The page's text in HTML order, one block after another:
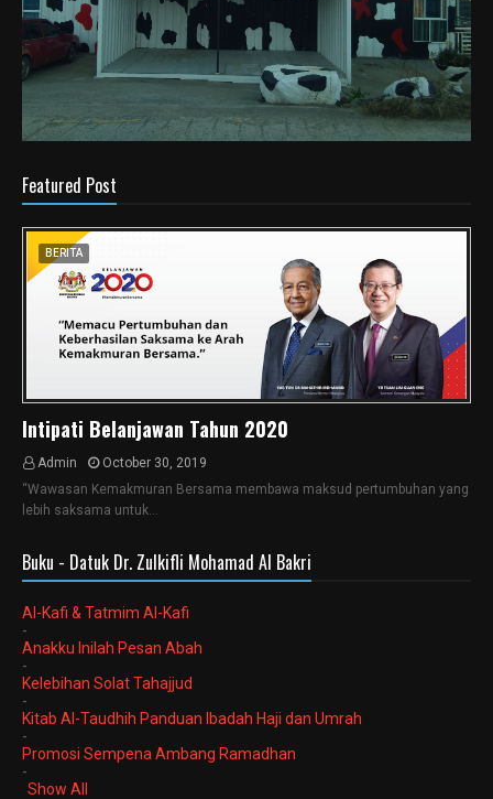
Featured Post
BERITA
Intipati Belanjawan Tahun 2020
Admin
October 30, 2019
“Wawasan Kemakmuran Bersama membawa maksud pertumbuhan yang
lebih saksama untuk…
Buku - Datuk Dr. Zulkifli Mohamad Al Bakri
Al-Kafi & Tatmim Al-Kafi
-
Anakku Inilah Pesan Abah
-
Kelebihan Solat Tahajjud
-
Kitab Al-Taudhih Panduan Ibadah Haji dan Umrah
-
Promosi Sempena Ambang Ramadhan
-
Show All